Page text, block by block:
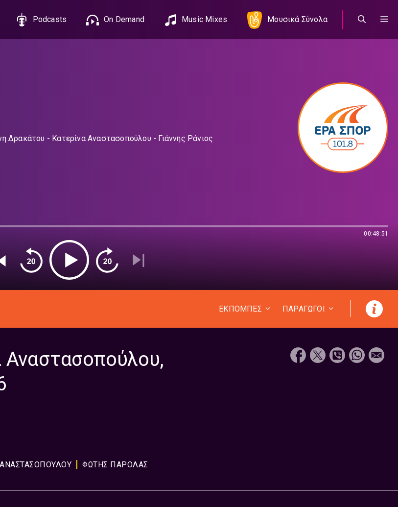
Podcasts On Demand Music Mixes Μουσικά Σύνολα
Δρακάτου Κατερίνα Αναστασοπούλου Γιάννης Ράνιος
00:48:51
ΕΚΠΟΜΠΕΣ ΠΑΡΑΓΩΓΟΙ
Αναστασοπούλου,
ΦΩΤΗΣ ΠΑΡΟΛΑΣ